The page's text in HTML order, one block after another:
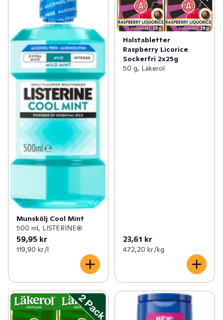
Munskölj Cool Mint
500 ml, LISTERINE®
59,95 kr
119,90 kr /l
Halstabletter
Raspberry Licorice
Sockerfri 2x25g
50 g, Läkerol
23,61 kr
472,20 kr /kg